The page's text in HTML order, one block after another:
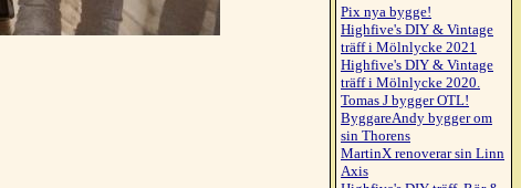
Pix nya bygge!
Highfive's DIY & Vintage
träff i Mölnlycke 2021
Highfive's DIY & Vintage
träff i Mölnlycke 2020.
Tomas J bygger OTL!
ByggareAndy bygger om
sin Thorens
MartinX renoverar sin Linn
Axis